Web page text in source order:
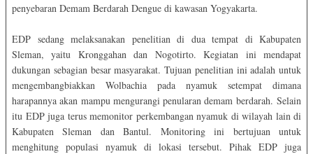
penyebaran Demam Berdarah Dengue di kawasan Yogyakarta.
EDP sedang melaksanakan penelitian di dua tempat di Kabupaten
Sleman, yaitu Kronggahan dan Nogotirto. Kegiatan ini mendapat
dukungan sebagian besar masyarakat. Tujuan penelitian ini adalah untuk
mengembangbiakkan Wolbachia pada nyamuk setempat dimana
harapannya akan mampu mengurangi penularan demam berdarah. Selain
itu EDP juga terus memonitor perkembangan nyamuk di wilayah lain di
Kabupaten Sleman dan Bantul. Monitoring ini bertujuan untuk
menghitung populasi nyamuk di lokasi tersebut. Pihak EDP juga